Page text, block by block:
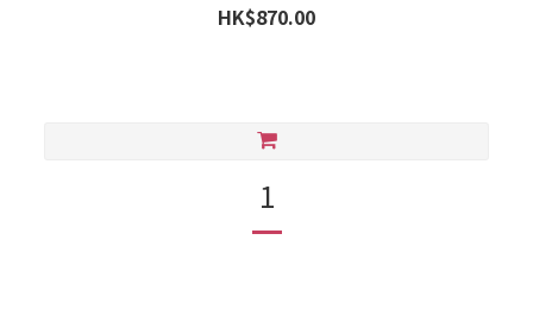
HK$870.00
1